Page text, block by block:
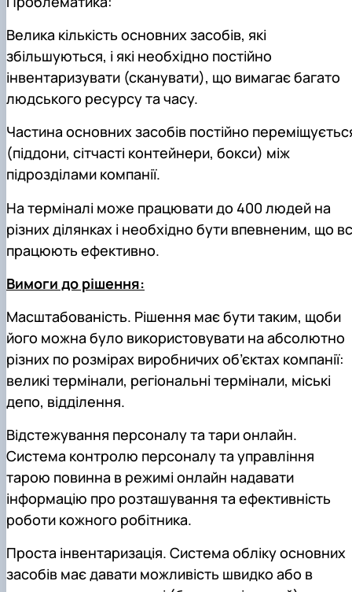
Велика кількість основних засобів, які
збільшуються, і які необхідно постійно
інвентаризувати (сканувати), що вимагає багато
людського ресурсу та часу.
Частина основних засобів постійно
(піддони, сітчасті контейнери, бокси) між
підрозділами компанії.
На терміналі може працювати до 400 людей на
різних ділянках і необхідно бути впевненим, що
працюють ефективно.
Вимоги до рішення:
Масштабованість. Рішення має бути таким, щоби
його можна було використовувати на абсолютно
різних по розмірах виробничих об’єктах компанії:
великі термінали, регіональні термінали, міські
депо, відділення.
Відстежування персоналу та тари онлайн.
Система контролю персоналу та управління
тарою повинна в режимі онлайн надавати
інформацію про розташування та ефективність
роботи кожного робітника.
Проста інвентаризація. Система обліку основних
засобів має давати можливість швидко або в